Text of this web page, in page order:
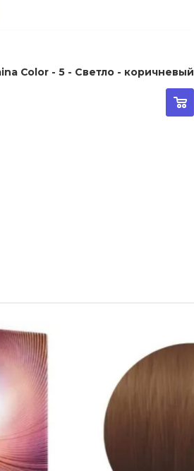
Wella Professional Illumina Color - 5 - Светло - коричневый